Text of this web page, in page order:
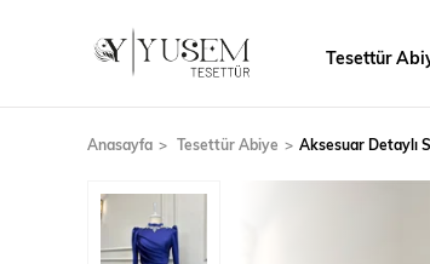
Tesettür
Anasayfa Tesettür Abiye Aksesuar Detaylı